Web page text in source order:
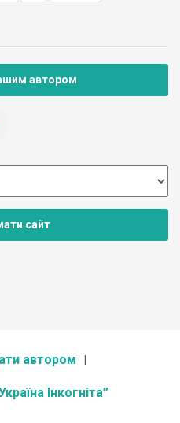
автором
сайт
автором
Інкогніта”